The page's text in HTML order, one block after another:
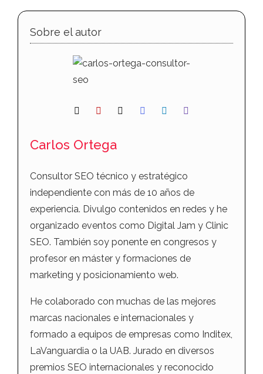
Sobre el autor
Carlos Ortega
Consultor SEO técnico y estratégico
independiente con más de 10 años de
experiencia. Divulgo contenidos en redes y he
organizado eventos como Digital Jam y Clinic
SEO. También soy ponente en congresos y
profesor en máster y formaciones de
marketing y posicionamiento web.
He colaborado con muchas de las mejores
marcas nacionales e internacionales y
formado a equipos de empresas como Inditex,
LaVanguardia o la UAB. Jurado en diversos
premios SEO internacionales y reconocido